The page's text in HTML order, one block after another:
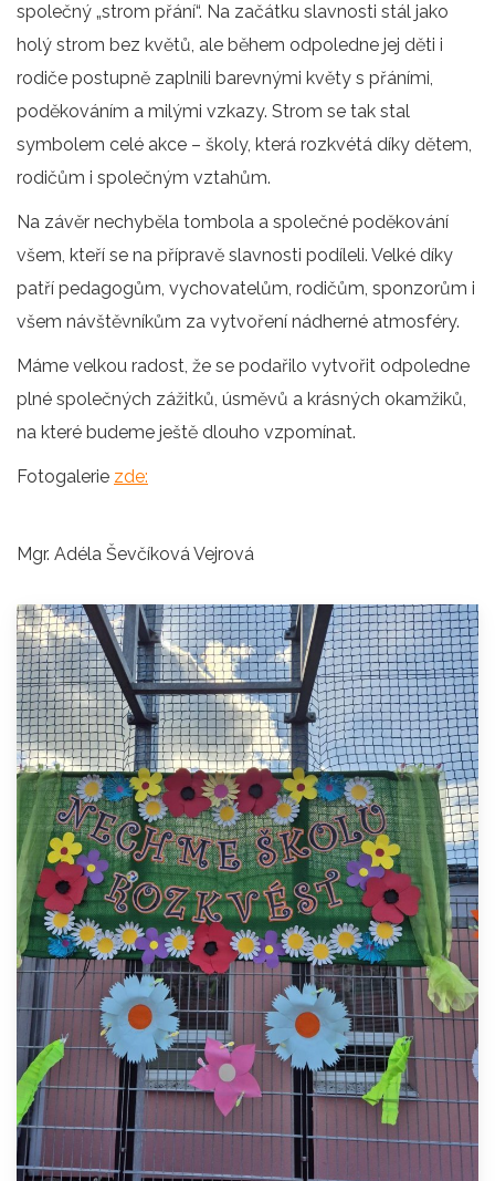
společný „strom přání“. Na začátku slavnosti stál jako
holý strom bez květů, ale během odpoledne jej děti i
rodiče postupně zaplnili barevnými květy s přáními,
poděkováním a milými vzkazy. Strom se tak stal
symbolem celé akce – školy, která rozkvétá díky dětem,
rodičům i společným vztahům.
Na závěr nechyběla tombola a společné poděkování
všem, kteří se na přípravě slavnosti podíleli. Velké díky
patří pedagogům, vychovatelům, rodičům, sponzorům i
všem návštěvníkům za vytvoření nádherné atmosféry.
Máme velkou radost, že se podařilo vytvořit odpoledne
plné společných zážitků, úsměvů a krásných okamžiků,
na které budeme ještě dlouho vzpomínat.
Fotogalerie zde:
Mgr. Adéla Ševčíková Vejrová